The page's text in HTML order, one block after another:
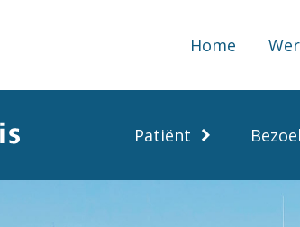
Home
Patiënt